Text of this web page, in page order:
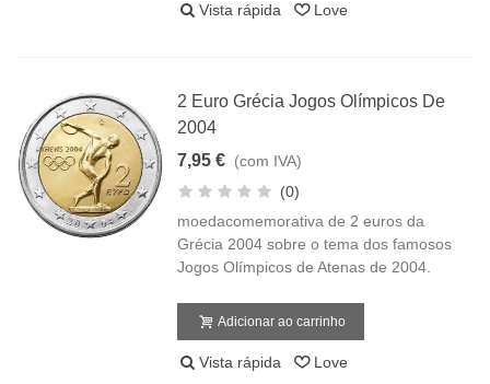
Vista rápida Love
2 Euro Grécia Jogos Olímpicos De
2004
7,95 € (com IVA)
(0)
moedacomemorativa de 2 euros da
Grécia 2004 sobre o tema dos famosos
Jogos Olímpicos de Atenas de 2004.
Adicionar ao carrinho
Vista rápida Love